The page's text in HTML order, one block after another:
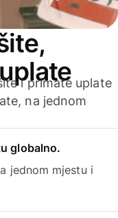
i primate uplate
na jednom
globalno.
jednom mjestu i